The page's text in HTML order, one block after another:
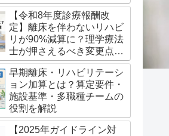
3つのポイント
【令和8年度診療報酬改
定】離床を伴わないリハビ
リが90%減算に？理学療法
士が押さえるべき変更点と
対策
早期離床・リハビリテーシ
ョン加算とは？算定要件・
施設基準・多職種チームの
役割を解説
【2025年ガイドライン対